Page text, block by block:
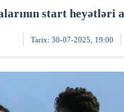
start heyətləri
Tarix: 30-07-2025, 19:00